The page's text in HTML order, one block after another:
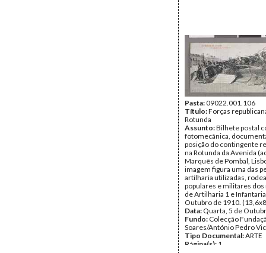
Data:Quarta, 5 de
Fundo:Colecção
Soares/António Pedro
Tipo Documental:ARTE
Página(s):1
Pasta:09022.001.106
Título:Forças
Rotunda
Assunto:Bilhete postal
fotomecânica,
posição do contingente
na Rotunda da Avenida
Marquês de Pombal,
imagem figura uma das
artilharia utilizadas,
populares e militares
de Artilharia 1 e
Outubro de 1910.
Data: Quarta, 5 de
Fundo: Colecção
Soares/António Pedro
Tipo Documental:ARTE
Página(s): 1